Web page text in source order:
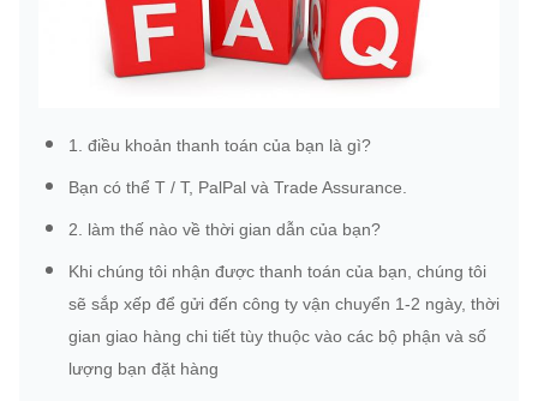
1. điều khoản thanh toán của bạn là gì?
Bạn có thể T / T, PalPal và Trade Assurance.
2. làm thế nào về thời gian dẫn của bạn?
Khi chúng tôi nhận được thanh toán của bạn, chúng tôi
sẽ sắp xếp để gửi đến công ty vận chuyển 1-2 ngày, thời
gian giao hàng chi tiết tùy thuộc vào các bộ phận và số
lượng bạn đặt hàng